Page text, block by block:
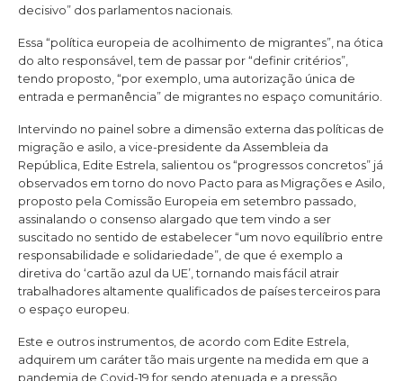
decisivo” dos parlamentos nacionais.
Essa “política europeia de acolhimento de migrantes”, na ótica
do alto responsável, tem de passar por “definir critérios”,
tendo proposto, “por exemplo, uma autorização única de
entrada e permanência” de migrantes no espaço comunitário.
Intervindo no painel sobre a dimensão externa das políticas de
migração e asilo, a vice-presidente da Assembleia da
República, Edite Estrela, salientou os “progressos concretos” já
observados em torno do novo Pacto para as Migrações e Asilo,
proposto pela Comissão Europeia em setembro passado,
assinalando o consenso alargado que tem vindo a ser
suscitado no sentido de estabelecer “um novo equilíbrio entre
responsabilidade e solidariedade”, de que é exemplo a
diretiva do ‘cartão azul da UE’, tornando mais fácil atrair
trabalhadores altamente qualificados de países terceiros para
o espaço europeu.
Este e outros instrumentos, de acordo com Edite Estrela,
adquirem um caráter tão mais urgente na medida em que a
pandemia de Covid-19 for sendo atenuada e a pressão